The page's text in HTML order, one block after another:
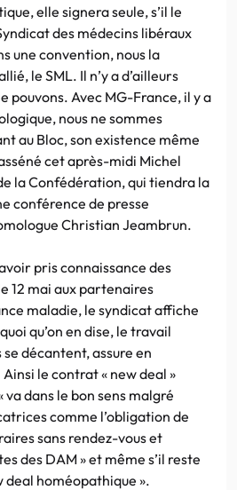
elle signera seule, s’il le
des médecins libéraux
une convention, nous la
le SML. Il n’y a d’ailleurs
pouvons. Avec MG-France, il y a
nous ne sommes
au Bloc, son existence même
cet après-midi Michel
la Confédération, qui tiendra la
conférence de presse
Christian Jeambrun.
pris connaissance des
12 mai aux partenaires
maladie, le syndicat affiche
qu’on en dise, le travail
décantent, assure en
le contrat « new deal »
va dans le bon sens malgré
comme l’obligation de
sans rendez-vous et
des DAM » et même s’il reste
deal homéopathique ».